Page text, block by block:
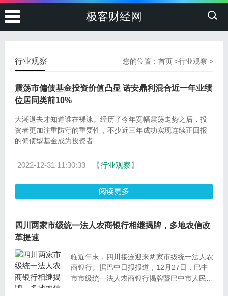
极客财经网
您的位置：首页 >行业观察 >
行业观察
震荡市偏债基金投资价值凸显 诺安鼎利混合近一年业绩
位居同类前10%
大潮退去才知道谁在裸泳。经历了今年宽幅震荡走势之后，投
资者更加注重防守的重要性，不少近三年成功实现连续正回报
的偏债型基金成为投资者...
2022-12-31 11:30:33 【行业观察】
阅读更多
四川两家市级统一法人农商银行相继揭牌，多地农信改
革提速
临近年末，四川接连迎来两家市级统一法人农
商银行。据巴中日报报道，12月27日，巴中
市市级统一法人农商银行揭牌暨巴中市人民政